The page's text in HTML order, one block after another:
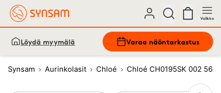
Valikko
Löydä myymälä Varaa näöntarkastus
Synsam Aurinkolasit Chloé Chloé CH0195SK 002 56